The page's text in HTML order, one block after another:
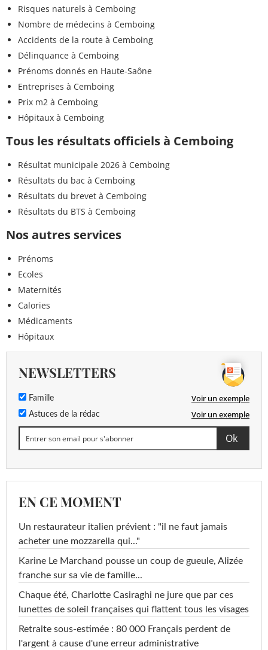
Risques naturels à Cemboing
Nombre de médecins à Cemboing
Accidents de la route à Cemboing
Délinquance à Cemboing
Prénoms donnés en Haute-Saône
Entreprises à Cemboing
Prix m2 à Cemboing
Hôpitaux à Cemboing
Tous les résultats officiels à Cemboing
Résultat municipale 2026 à Cemboing
Résultats du bac à Cemboing
Résultats du brevet à Cemboing
Résultats du BTS à Cemboing
Nos autres services
Prénoms
Ecoles
Maternités
Calories
Médicaments
Hôpitaux
NEWSLETTERS
Famille Voir un exemple
Astuces de la rédac Voir un exemple
EN CE MOMENT
Un restaurateur italien prévient : "il ne faut jamais
acheter une mozzarella qui..."
Karine Le Marchand pousse un coup de gueule, Alizée
franche sur sa vie de famille...
Chaque été, Charlotte Casiraghi ne jure que par ces
lunettes de soleil françaises qui flattent tous les visages
Retraite sous-estimée : 80 000 Français perdent de
l'argent à cause d'une erreur administrative